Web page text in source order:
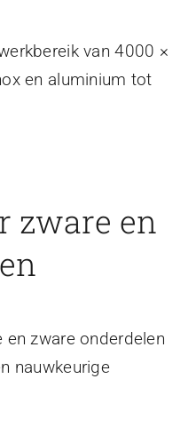
van 4000 ×
en aluminium tot
zware en
zware onderdelen
nauwkeurige